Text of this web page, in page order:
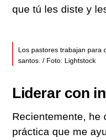
que tú les diste y
Los pastores trabajan para
santos. / Foto: Lightstock
Liderar con
Recientemente, he
práctica que me